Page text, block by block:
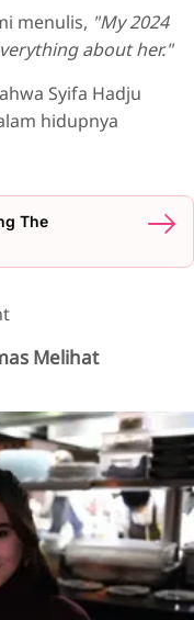
menulis, "My 2024
about her."
Syifa Hadju
hidupnya
The
Melihat